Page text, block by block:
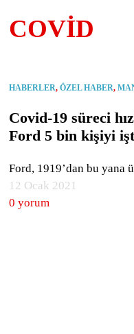
COVID
HABERLER, ÖZEL HABER,
Covid-19 süreci
Ford 5 bin kişiyi
Ford, 1919’dan bu yana
12 Ocak 2021
0 yorum